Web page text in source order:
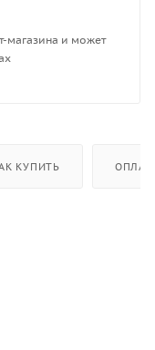
магазина и может
КУПИТЬ